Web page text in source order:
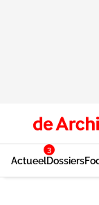
Actueel
3
Dossiers